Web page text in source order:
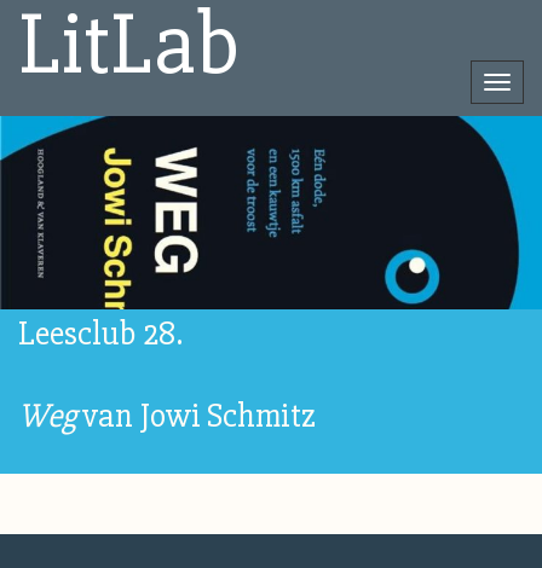
LitLab
Direct
naar
inhoud
Leesclub 28.
Wegvan Jowi Schmitz